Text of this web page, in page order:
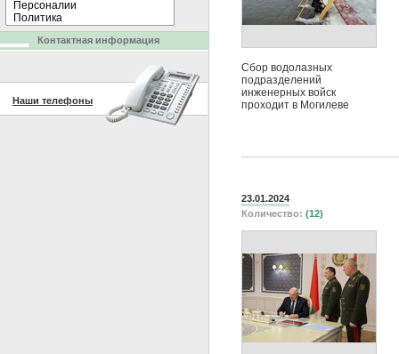
Сбор водолазных
подразделений
инженерных войск
проходит в Могилеве
23.01.2024
Количество: (12)
Контактная информация
Наши телефоны